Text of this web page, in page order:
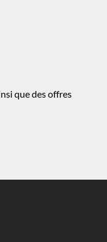
que des offres